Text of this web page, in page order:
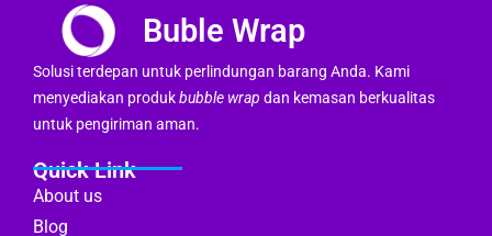
Buble Wrap
Solusi terdepan untuk perlindungan barang Anda. Kami
menyediakan produkbubble wrap dan kemasan berkualitas
untuk pengiriman aman.
Quick Link
About us
Blog